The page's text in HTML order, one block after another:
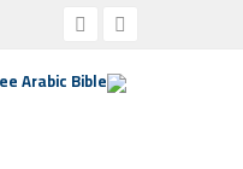
الصفحة الرئيسية